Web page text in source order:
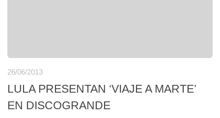
26/06/2013
LULA PRESENTAN ‘VIAJE A MARTE’
EN DISCOGRANDE